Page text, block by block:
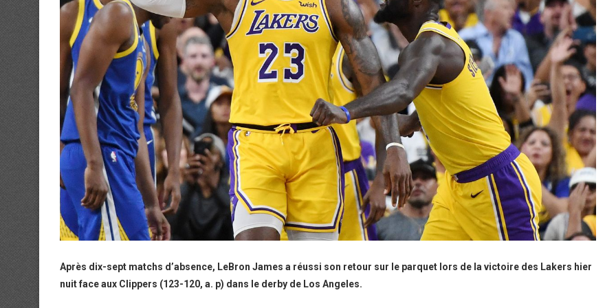
Après dix-sept matchs d’absence, LeBron James a réussi son retour sur le parquet lors de la victoire des Lakers hier
nuit face aux Clippers (123-120, a. p) dans le derby de Los Angeles.